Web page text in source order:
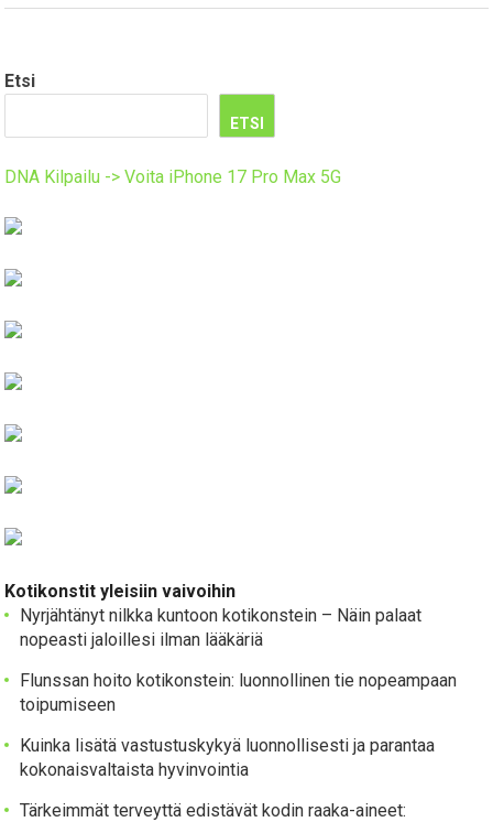
Etsi
ETSI
DNA Kilpailu -> Voita iPhone 17 Pro Max 5G
Kotikonstit yleisiin vaivoihin
Nyrjähtänyt nilkka kuntoon kotikonstein – Näin palaat
nopeasti jaloillesi ilman lääkäriä
Flunssan hoito kotikonstein: luonnollinen tie nopeampaan
toipumiseen
Kuinka lisätä vastustuskykyä luonnollisesti ja parantaa
kokonaisvaltaista hyvinvointia
Tärkeimmät terveyttä edistävät kodin raaka-aineet: